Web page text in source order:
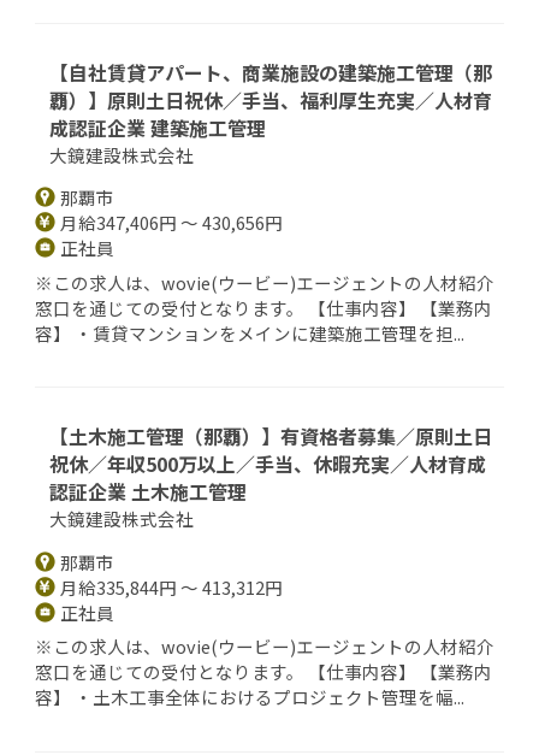
【自社賃貸アパート、商業施設の建築施工管理（那
覇）】原則土日祝休／手当、福利厚生充実／人材育
成認証企業 建築施工管理
大鏡建設株式会社
那覇市
月給347,406円 ～ 430,656円
正社員
※この求人は、wovie(ウービー)エージェントの人材紹介
窓口を通じての受付となります。 【仕事内容】 【業務内
容】 ・賃貸マンションをメインに建築施工管理を担...
【土木施工管理（那覇）】有資格者募集／原則土日
祝休／年収500万以上／手当、休暇充実／人材育成
認証企業 土木施工管理
大鏡建設株式会社
那覇市
月給335,844円 ～ 413,312円
正社員
※この求人は、wovie(ウービー)エージェントの人材紹介
窓口を通じての受付となります。 【仕事内容】 【業務内
容】 ・土木工事全体におけるプロジェクト管理を幅...